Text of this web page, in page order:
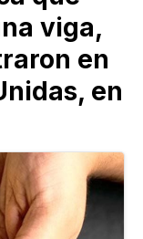
viga,
en
en